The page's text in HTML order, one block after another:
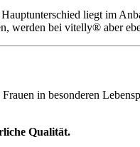
liegt im
werden bei vitelly® aber
in besonderen
Qualität.